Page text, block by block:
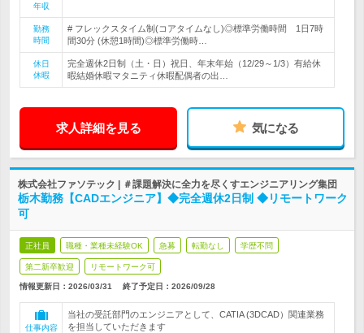
年収
勤務
時間
# フレックスタイム制(コアタイムなし)◎標準労働時間 1日7時
間30分 (休憩1時間)◎標準労働時…
休日
休暇
完全週休2日制（土・日）祝日、年末年始（12/29～1/3）有給休
暇結婚休暇マタニティ休暇配偶者の出…
求人詳細を見る 気になる
株式会社ファソテック | ＃課題解決に全力を尽くすエンジニアリング集団
栃木勤務【CADエンジニア】◆完全週休2日制 ◆リモートワーク
可
正社員 職種・業種未経験OK 急募 転勤なし 学歴不問
第二新卒歓迎 リモートワーク可
情報更新日：2026/03/31 終了予定日： 2026/09/28
仕事内容
当社の受託部門のエンジニアとして、CATIA (3DCAD）関連業務
を担当していただきます